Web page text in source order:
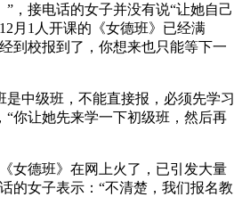
，接电话的女子并没有说“让她自己
月1人开课的《女德班》已经满
到校报到了，你想来也只能等下一
中级班，不能直接报，必须先学习
“你让她先来学一下初级班，然后再
德班》在网上火了，已引发大量
的女子表示：“不清楚，我们报名教